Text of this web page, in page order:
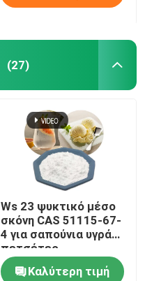
(27)
Ws 23 ψυκτικό μέσο
σκόνη CAS 51115-67-
4 για σαπούνια υγρά
πετσέτες
Καλύτερη τιμή